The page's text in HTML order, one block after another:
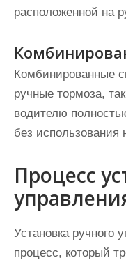
расположенной на
Комбинированные
ручные тормоза,
водителю
без использования
Процесс
Установка ручного
процесс, который